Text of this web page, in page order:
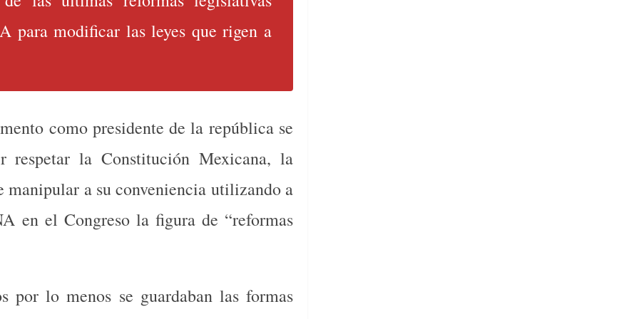
para modificar las leyes que rigen a
como presidente de la república se
respetar la Constitución Mexicana, la
manipular a su conveniencia utilizando a
en el Congreso la figura de “reformas
lo menos se guardaban las formas